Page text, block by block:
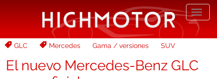
GLC Mercedes Gama / versiones SUV
El nuevo Mercedes-Benz GLC